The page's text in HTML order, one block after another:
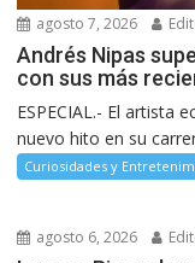
agosto 7, 2026
Andrés Nipas
con sus más
ESPECIAL.- El artista
nuevo hito en su
Curiosidades y
agosto 6, 2026